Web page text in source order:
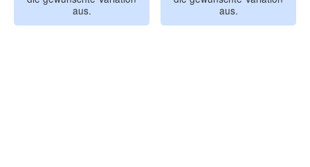
aus.
aus.